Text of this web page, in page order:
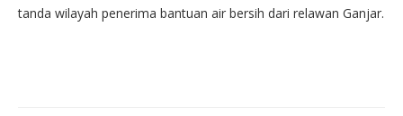
tanda wilayah penerima bantuan air bersih dari relawan Ganjar.